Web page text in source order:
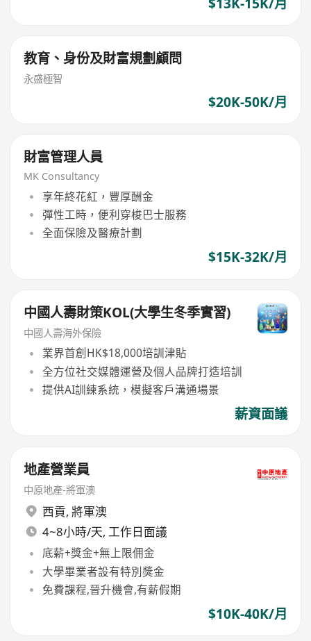
教育、身份及財富規劃顧問
永盛極智
$20K-50K/月
財富管理人員
MK Consultancy
享年終花紅，豐厚酬金
彈性工時，便利穿梭巴士服務
全面保險及醫療計劃
$15K-32K/月
中國人壽財策KOL(大學生冬季實習)
中國人壽海外保險
業界首創HK$18,000培訓津貼
全方位社交媒體運營及個人品牌打造培訓
提供AI訓練系統，模擬客戶溝通場景
薪資面議
地產營業員
中原地產-將軍澳
西貢, 將軍澳
4~8小時/天, 工作日面議
底薪+獎金+無上限佣金
大學畢業者設有特別獎金
免費課程,晉升機會,有薪假期
$10K-40K/月